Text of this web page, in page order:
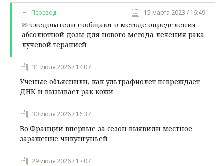
Перевод 15 марта 2023 / 16:49
Исследователи сообщают о методе определения
абсолютной дозы для нового метода лечения рака
лучевой терапией
31 июля 2026 / 14:07
Ученые объяснили, как ультрафиолет повреждает
ДНК и вызывает рак кожи
30 июля 2026 / 16:37
Во Франции впервые за сезон выявили местное
заражение чикунгуньей
29 июля 2026 / 17:07